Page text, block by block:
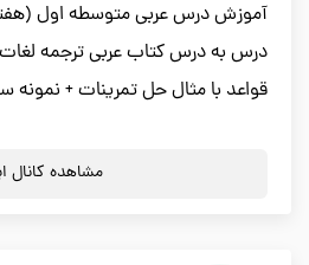
آموزش درس عربی متوسطه اول
درس به درس کتاب عربی ترجمه
قواعد با مثال حل تمرینات + نمونه
مشاهده کانال